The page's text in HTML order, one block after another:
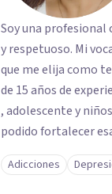
Soy una
y respetuoso. Mi vocación me lleva a tener un compromiso real
que me elija como terapeuta.
de 15 años de
, adolescente y
podido fortalecer esa
Europa. Apoyo
y a personas particulares que atraviesen dificultades como
Adicciones